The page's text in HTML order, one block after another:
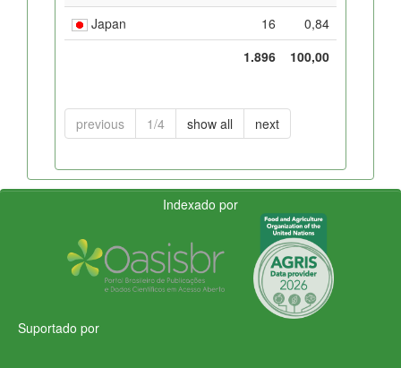
Japan
16
0,84
1.896
100,00
previous 1/4 show all next
Indexado por
Suportado por